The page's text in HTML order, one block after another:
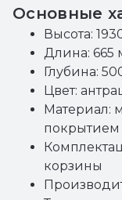
Основные
Высота:
Длина: 665
Глубина:
Цвет:
Материал:
покрытием
корзины